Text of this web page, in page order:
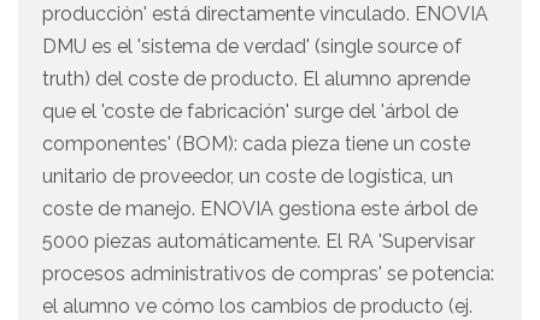
producción' está directamente vinculado. ENOVIA
DMU es el 'sistema de verdad' (single source of
truth) del coste de producto. El alumno aprende
que el 'coste de fabricación' surge del 'árbol de
componentes' (BOM): cada pieza tiene un coste
unitario de proveedor, un coste de logística, un
coste de manejo. ENOVIA gestiona este árbol de
5000 piezas automáticamente. El RA 'Supervisar
procesos administrativos de compras' se potencia:
el alumno ve cómo los cambios de producto (ej.